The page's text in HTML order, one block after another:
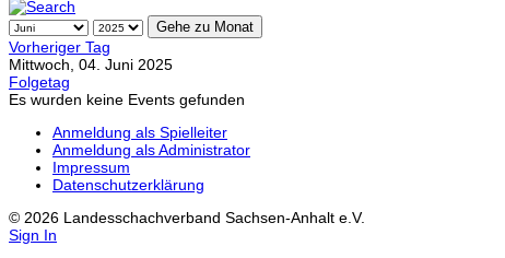
Gehe zu Monat
Vorheriger Tag
Mittwoch, 04. Juni 2025
Folgetag
Es wurden keine Events gefunden
Anmeldung als Spielleiter
Anmeldung als Administrator
Impressum
Datenschutzerklärung
© 2026 Landesschachverband Sachsen-Anhalt e.V.
Sign In